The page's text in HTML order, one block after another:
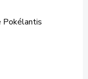
Pokélantis